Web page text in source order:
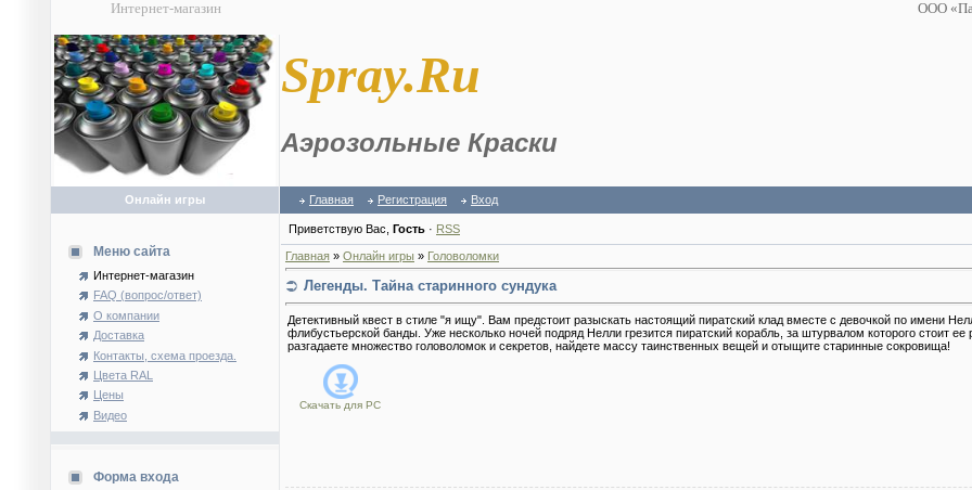
Интернет-магазин ООО
Spray.Ru
Аэрозольные Краски
Онлайн игры Главная Регистрация Вход
Меню сайта
Интернет-магазин
FAQ (вопрос/ответ)
О компании
Доставка
Контакты, схема проезда.
Цвета RAL
Цены
Видео
Форма входа
Приветствую Вас Гость · RSS
Главная » Онлайн игры » Головоломки
Легенды. Тайна старинного сундука
Детективный квест в стиле "я ищу". Вам предстоит разыскать настоящий пиратский клад вместе с девочкой по имени
флибустьерской банды. Уже несколько ночей подряд Нелли грезится пиратский корабль, за штурвалом которого стоит
разгадаете множество головоломок и секретов, найдете массу таинственных вещей и отыщите старинные сокровища!
Скачать для PC